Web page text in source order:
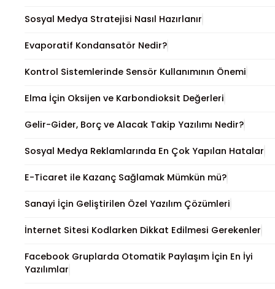
Sosyal Medya Stratejisi Nasıl Hazırlanır
Evaporatif Kondansatör Nedir?
Kontrol Sistemlerinde Sensör Kullanımının Önemi
Elma İçin Oksijen ve Karbondioksit Değerleri
Gelir-Gider, Borç ve Alacak Takip Yazılımı Nedir?
Sosyal Medya Reklamlarında En Çok Yapılan Hatalar
E-Ticaret ile Kazanç Sağlamak Mümkün mü?
Sanayi İçin Geliştirilen Özel Yazılım Çözümleri
İnternet Sitesi Kodlarken Dikkat Edilmesi Gerekenler
Facebook Gruplarda Otomatik Paylaşım İçin En İyi
Yazılımlar